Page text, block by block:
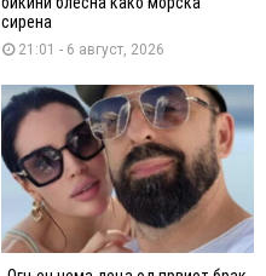
сирена
21:01 - 6 август, 2026